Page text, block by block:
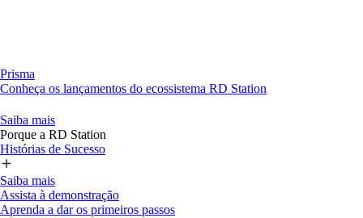
Prisma
Conheça os lançamentos do ecossistema RD Station
Saiba mais
Porque a RD Station
Histórias de Sucesso
Saiba mais
Assista à demonstração
Aprenda a dar os primeiros passos